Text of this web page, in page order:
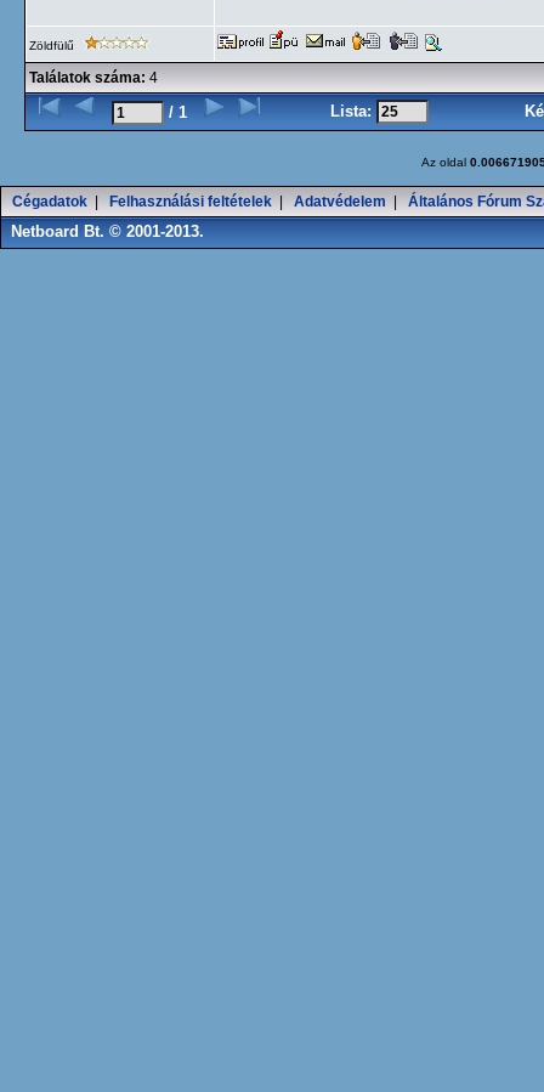
Zöldfülű
Találatok száma: 4
/ 1 Lista:
Az oldal
Cégadatok Felhasználási feltételek Adatvédelem Általános Fórum
Netboard Bt. © 2001-2013.